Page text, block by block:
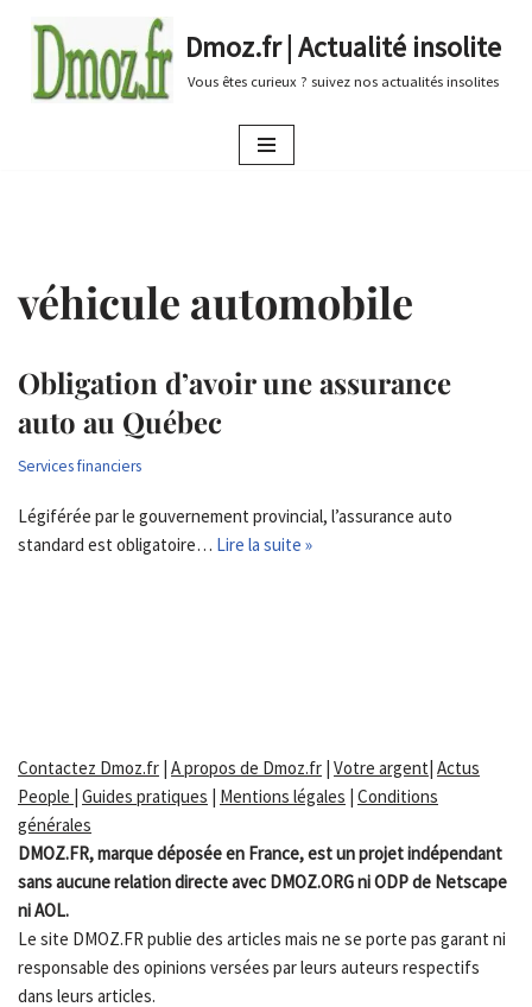
au
Dmoz.fr | Actualité insolite
Vous êtes curieux ? suivez nos actualités insolites
véhicule automobile
Obligation d’avoir une assurance
auto au Québec
Services financiers
Légiférée par le gouvernement provincial, l’assurance auto
standard est obligatoire… Lire la suite »
Contactez Dmoz.fr | A propos de Dmoz.fr | Votre argent| Actus
People | Guides pratiques | Mentions légales | Conditions
générales
DMOZ.FR, marque déposée en France, est un projet indépendant
sans aucune relation directe avec DMOZ.ORG ni ODP de Netscape
ni AOL.
Le site DMOZ.FR publie des articles mais ne se porte pas garant ni
responsable des opinions versées par leurs auteurs respectifs
dans leurs articles.